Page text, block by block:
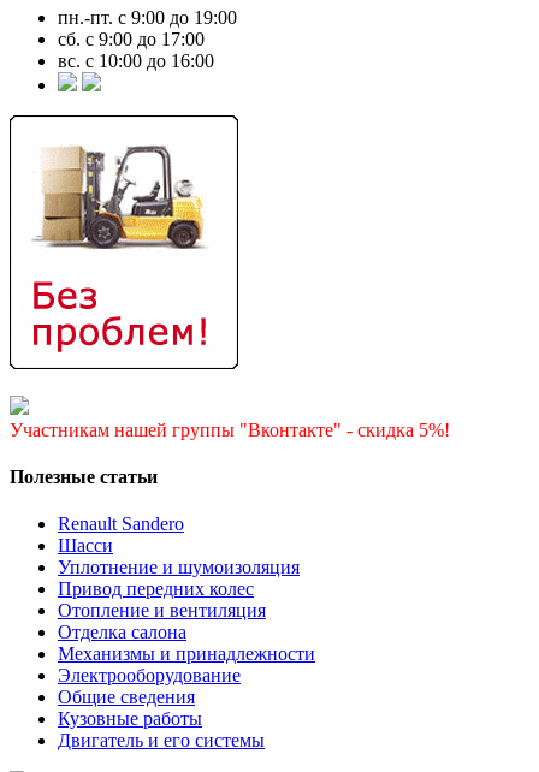
пн.-пт. с 9:00 до 19:00
сб. с 9:00 до 17:00
вс. с 10:00 до 16:00
Участникам нашей группы "Вконтакте" - скидка 5%!
Полезные статьи
Renault Sandero
Шасси
Уплотнение и шумоизоляция
Привод передних колес
Отопление и вентиляция
Отделка салона
Механизмы и принадлежности
Электрооборудование
Общие сведения
Кузовные работы
Двигатель и его системы